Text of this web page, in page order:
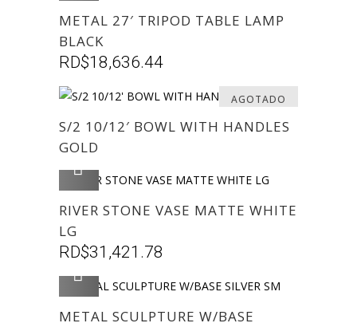
METAL 27′ TRIPOD TABLE LAMP
BLACK
RD$18,636.44
AGOTADO
S/2 10/12′ BOWL WITH HANDLES
GOLD
RIVER STONE VASE MATTE WHITE
LG
RD$31,421.78
METAL SCULPTURE W/BASE